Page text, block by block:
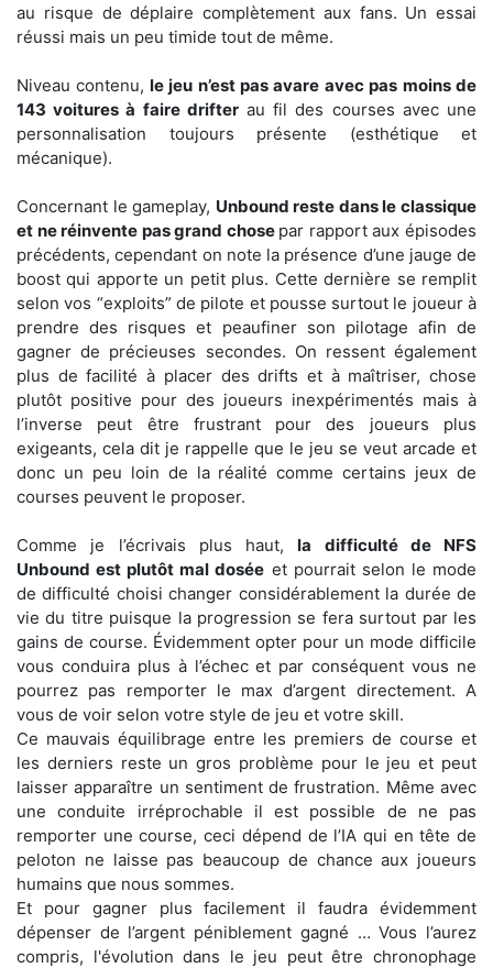
au risque de déplaire complètement aux fans. Un essai
réussi mais un peu timide tout de même.
Niveau contenu, le jeu n’est pas avare avec pas moins de
143 voitures à faire drifterau fil des courses avec une
personnalisation toujours présente (esthétique et
mécanique).
Concernant le gameplay, Unbound reste dans le classique
et ne réinvente pas grand chose par rapport aux épisodes
précédents, cependant on note la présence d’une jauge de
boost qui apporte un petit plus. Cette dernière se remplit
selon vos “exploits” de pilote et pousse surtout le joueur à
prendre des risques et peaufiner son pilotage afin de
gagner de précieuses secondes. On ressent également
plus de facilité à placer des drifts et à maîtriser, chose
plutôt positive pour des joueurs inexpérimentés mais à
l’inverse peut être frustrant pour des joueurs plus
exigeants, cela dit je rappelle que le jeu se veut arcade et
donc un peu loin de la réalité comme certains jeux de
courses peuvent le proposer.
Comme je l’écrivais plus haut,la difficulté de NFS
Unbound est plutôt mal dosée et pourrait selon le mode
de difficulté choisi changer considérablement la durée de
vie du titre puisque la progression se fera surtout par les
gains de course. Évidemment opter pour un mode difficile
vous conduira plus à l’échec et par conséquent vous ne
pourrez pas remporter le max d’argent directement. A
vous de voir selon votre style de jeu et votre skill.
Ce mauvais équilibrage entre les premiers de course et
les derniers reste un gros problème pour le jeu et peut
laisser apparaître un sentiment de frustration. Même avec
une conduite irréprochable il est possible de ne pas
remporter une course, ceci dépend de l’IA qui en tête de
peloton ne laisse pas beaucoup de chance aux joueurs
humains que nous sommes.
Et pour gagner plus facilement il faudra évidemment
dépenser de l’argent péniblement gagné … Vous l’aurez
compris, l'évolution dans le jeu peut être chronophage